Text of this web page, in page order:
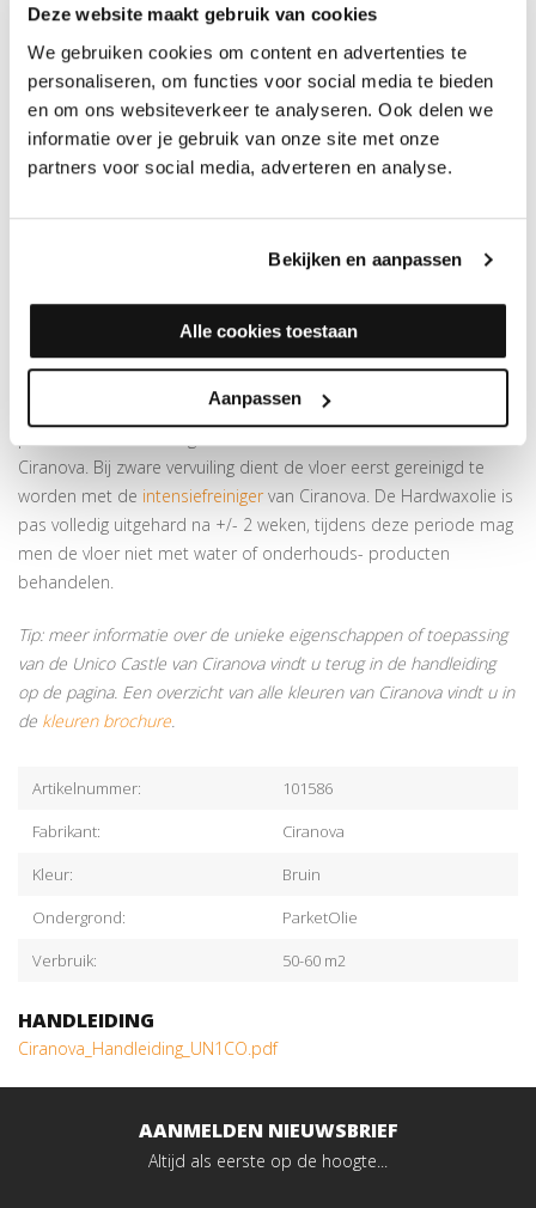
Deze website maakt gebruik van cookies
We gebruiken cookies om content en advertenties te
personaliseren, om functies voor social media te bieden
en om ons websiteverkeer te analyseren. Ook delen we
informatie over je gebruik van onze site met onze
partners voor social media, adverteren en analyse.
Bekijken en aanpassen
Alle cookies toestaan
Aanpassen
GEBRUIKSAANWIJZING CIRANOVA UNICO CASTLE 7374
Voor gebruik goed schudden en oproeren. Meng de olie met de
verharder (100/30) en laat het product een 10-tal minuten
rusten. Men kan de Unico Castle inboenen met een
beige
witte
pad of aanbrengen met droogwrijfdoek
Laat enkele minuten inwerken en verwijder de overtollige olie
binnen de 15 minuten door deze in te poetsen met een witte
pad of een doek tot het oppervlak niet meer kleeft. Het
Voor regelmatig onderhoud raden weparketzeep witof
parketzeep kleurloos
dopjes toevoegen aan het water en dweilen maar! Voor
Ciranova. Bij zware vervuiling dient de vloer eerst gereinigd te
worden met de intensiefreinigervan Ciranova. De Hardwaxolie is
pas volledig uitgehard na +/- 2 weken, tijdens deze periode mag
men de vloer niet met water of onderhouds- producten
behandelen.
Tip: meer informatie over de unieke eigenschappen of toepassing
van de Unico Castle van Ciranova vindt u terug in de handleiding
op de pagina. Een overzicht van alle kleuren van Ciranova vindt u in
de kleuren brochure.
Artikelnummer:
101586
Fabrikant:
Ciranova
Kleur:
Bruin
Ondergrond:
ParketOlie
Verbruik:
50-60 m2
HANDLEIDING
Ciranova_Handleiding_UN1CO.pdf
AANMELDEN NIEUWSBRIEF
Altijd als eerste op de hoogte...